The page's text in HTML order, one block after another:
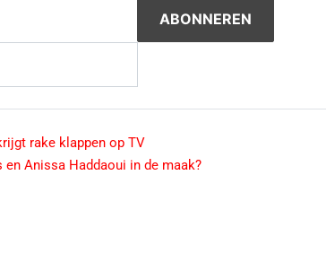
rake klappen op TV
Anissa Haddaoui in de maak?